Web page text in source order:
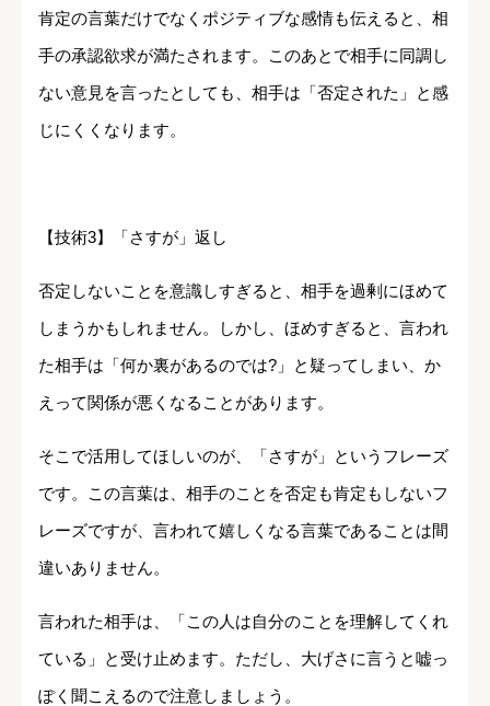
肯定の言葉だけでなくポジティブな感情も伝えると、相
手の承認欲求が満たされます。このあとで相手に同調し
ない意見を言ったとしても、相手は「否定された」と感
じにくくなります。
【技術3】「さすが」返し
否定しないことを意識しすぎると、相手を過剰にほめて
しまうかもしれません。しかし、ほめすぎると、言われ
た相手は「何か裏があるのでは?」と疑ってしまい、か
えって関係が悪くなることがあります。
そこで活用してほしいのが、「さすが」というフレーズ
です。この言葉は、相手のことを否定も肯定もしないフ
レーズですが、言われて嬉しくなる言葉であることは間
違いありません。
言われた相手は、「この人は自分のことを理解してくれ
ている」と受け止めます。ただし、大げさに言うと嘘っ
ぽく聞こえるので注意しましょう。